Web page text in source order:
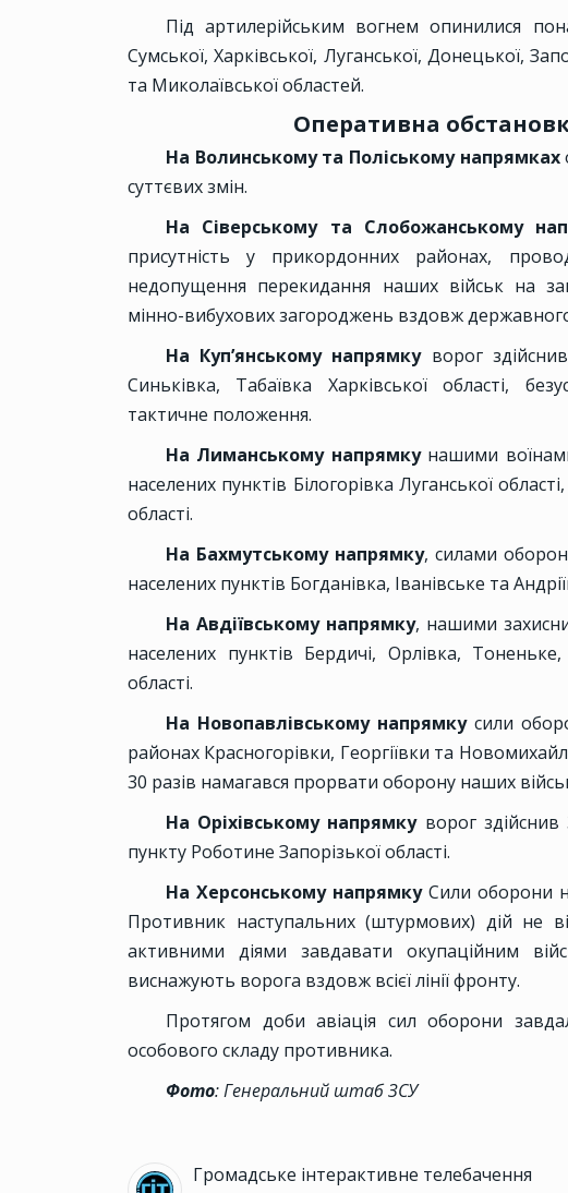
Під артилерійським вогнем опинилися
Сумської, Харківської, Луганської, Донецької,
та Миколаївської областей.
Оперативна
На Волинському та Поліському напрямках
суттєвих змін.
На Сіверському та Слобожанському
присутність у прикордонних районах,
недопущення перекидання наших військ на
мінно-вибухових загороджень вздовж
На Куп’янському напрямкуворог
Синьківка, Табаївка Харківської області,
тактичне положення.
На Лиманському напрямку нашими
населених пунктів Білогорівка Луганської
області.
На Бахмутському напрямку, силами
населених пунктів Богданівка, Іванівське та
На Авдіївському напрямку, нашими
населених пунктів Бердичі, Орлівка,
області.
На Новопавлівському напрямкусили
районах Красногорівки, Георгіївки та
30 разів намагався прорвати оборону наших
На Оріхівському напрямкуворог здійснив
пункту Роботине Запорізької області.
На Херсонському напрямку Сили оборони
Противник наступальних (штурмових) дій не
активними діями завдавати окупаційним
виснажують ворога вздовж всієї лінії фронту.
Протягом доби авіація сил оборони
особового складу противника.
Фото: Генеральний штаб ЗСУ
Громадське інтерактивне телебачення